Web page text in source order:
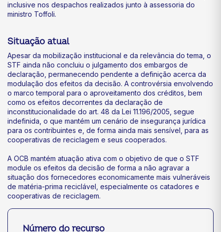
inclusive nos despachos realizados junto à assessoria do
ministro Toffoli.
Situação atual
Apesar da mobilização institucional e da relevância do tema, o
STF ainda não concluiu o julgamento dos embargos de
declaração, permanecendo pendente a definição acerca da
modulação dos efeitos da decisão. A controvérsia envolvendo
o marco temporal para o aproveitamento dos créditos, bem
como os efeitos decorrentes da declaração de
inconstitucionalidade do art. 48 da Lei 11.196/2005, segue
indefinida, o que mantém um cenário de insegurança jurídica
para os contribuintes e, de forma ainda mais sensível, para as
cooperativas de reciclagem e seus cooperados.
A OCB mantém atuação ativa com o objetivo de que o STF
module os efeitos da decisão de forma a não agravar a
situação dos fornecedores economicamente mais vulneráveis
de matéria-prima reciclável, especialmente os catadores e
cooperativas de reciclagem.
Número do recurso